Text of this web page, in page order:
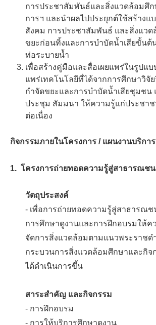
การประชาสัมพันธ์และสิ่งแวดล้อมศึก
การฯ และนำผลไปประยุกต์ใช้สร้างแ
สังคม การประชาสัมพันธ์ และสิ่งแว
ขยะก่อนทิ้งและการบำบัดน้ำเสียขั้นต้
ท่อระบายน้ำ
เพื่อสร้างคู่มือและสื่อเผยแพร่ในรูปแบ
แพร่เทคโนโลยีที่ได้จากการศึกษาวิจั
กำจัดขยะและการบำบัดน้ำเสียชุมชน
ประชุม สัมมนา ให้ความรู้แก่ประชา
ต่อเนื่อง
กิจกรรมภายในโครงการ / แผนงานบริกา
1. โครงการถ่ายทอดความรู้สู่สาธารณชน
วัตถุประสงค์
- เพื่อการถ่ายทอดความรู้สู่สาธารณช
การศึกษาดูงานและการฝึกอบรมให้ค
จัดการสิ่งแวดล้อมตามแนวพระราชด
กระบวนการสิ่งแวดล้อมศึกษาและกิจ
ได้ดำเนินการขึ้น
สาระสำคัญ และกิจกรรม
- การฝึกอบรม
- การให้บริการศึกษาดูงาน